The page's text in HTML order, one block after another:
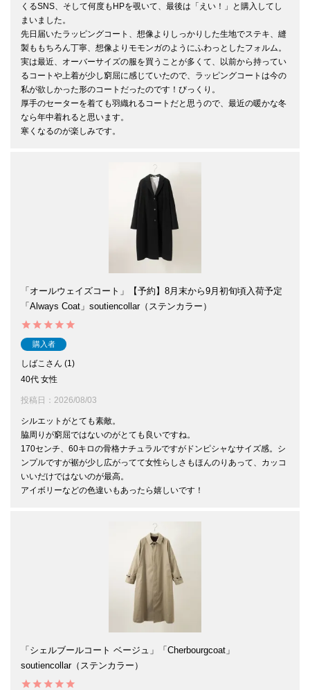
くるSNS、そして何度もHPを覗いて、最後は「えい！」と購入してし
まいました。
先日届いたラッピングコート、想像よりしっかりした生地でステキ、縫
製ももちろん丁寧、想像よりモモンガのようにふわっとしたフォルム。
実は最近、オーバーサイズの服を買うことが多くて、以前から持ってい
るコートや上着が少し窮屈に感じていたので、ラッピングコートは今の
私が欲しかった形のコートだったのです！びっくり。
厚手のセーターを着ても羽織れるコートだと思うので、最近の暖かな冬
なら年中着れると思います。
寒くなるのが楽しみです。
「オールウェイズコート」【予約】8月末から9月初旬頃入荷予定
「Always Coat」soutiencollar（ステンカラー）
購入者
しばこ
1
40代 女性
投稿日 2026/08/03
シルエットがとても素敵。
脇周りが窮屈ではないのがとても良いですね。
170センチ、60キロの骨格ナチュラルですがドンピシャなサイズ感。シ
ンプルですが裾が少し広がってて女性らしさもほんのりあって、カッコ
いいだけではないのが最高。
アイボリーなどの色違いもあったら嬉しいです！
「シェルブールコート ベージュ」「Cherbourgcoat」
soutiencollar（ステンカラー）